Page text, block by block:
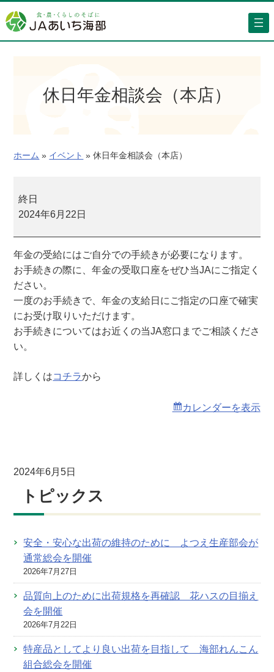
容
を
休日年金相談会（本店）
ホーム » イベント » 休日年金相談会（本店）
日
年
談
会
（
店
）
終日
2024年6月22日
年金の受給にはご自分での手続きが必要になります。
お手続きの際に、年金の受取口座をぜひ当JAにご指定く
ださい。
一度のお手続きで、年金の支給日にご指定の口座で確実
にお受け取りいただけます。
お手続きについてはお近くの当JA窓口までご相談くださ
い。
詳しくはコチラから
カレンダーを表示
2024年6月5日
トピックス
安全・安心な出荷の維持のために よつえ生産部会が
通常総会を開催
2026年7月27日
品質向上のために出荷規格を再確認 花ハスの目揃え
会を開催
2026年7月22日
特産品としてより良い出荷を目指して 海部れんこん
組合総会を開催